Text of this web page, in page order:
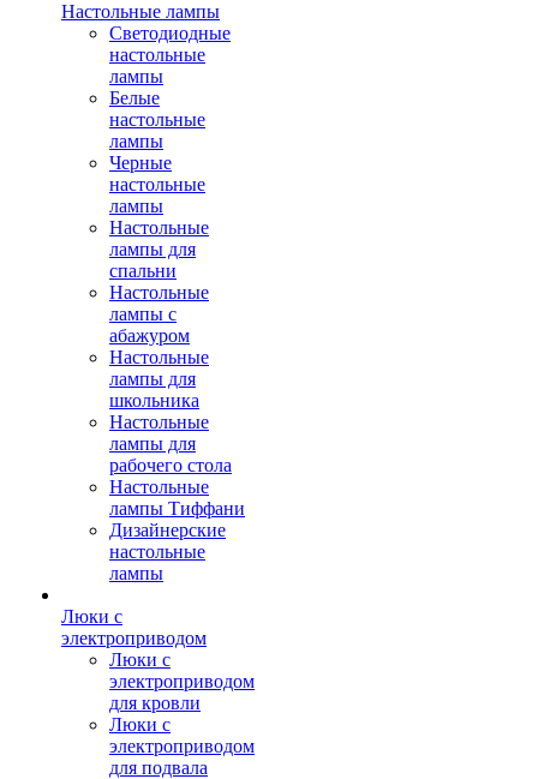
Настольные лампы
Светодиодные
настольные
лампы
Белые
настольные
лампы
Черные
настольные
лампы
Настольные
лампы для
спальни
Настольные
лампы с
абажуром
Настольные
лампы для
школьника
Настольные
лампы для
рабочего стола
Настольные
лампы Тиффани
Дизайнерские
настольные
лампы
Люки с
электроприводом
Люки с
электроприводом
для кровли
Люки с
электроприводом
для подвала